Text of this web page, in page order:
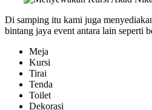
Di samping itu kami juga
bintang jaya event antara lain seperti
Meja
Kursi
Tirai
Tenda
Toilet
Dekorasi